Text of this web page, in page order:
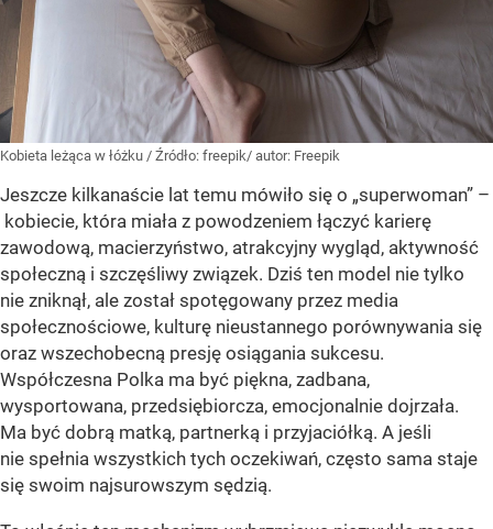
Kobieta leżąca w łóżku / Źródło: freepik/ autor: Freepik
Jeszcze kilkanaście lat temu mówiło się o „superwoman” –
kobiecie, która miała z powodzeniem łączyć karierę
zawodową, macierzyństwo, atrakcyjny wygląd, aktywność
społeczną i szczęśliwy związek. Dziś ten model nie tylko
nie zniknął, ale został spotęgowany przez media
społecznościowe, kulturę nieustannego porównywania się
oraz wszechobecną presję osiągania sukcesu.
Współczesna Polka ma być piękna, zadbana,
wysportowana, przedsiębiorcza, emocjonalnie dojrzała.
Ma być dobrą matką, partnerką i przyjaciółką. A jeśli
nie spełnia wszystkich tych oczekiwań, często sama staje
się swoim najsurowszym sędzią.